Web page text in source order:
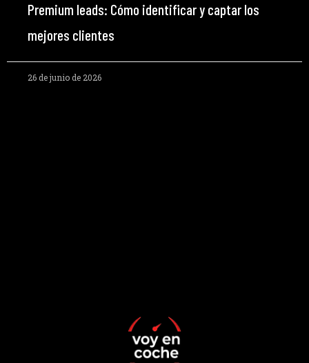
Premium leads: Cómo identificar y captar los
mejores clientes
26 de junio de 2026